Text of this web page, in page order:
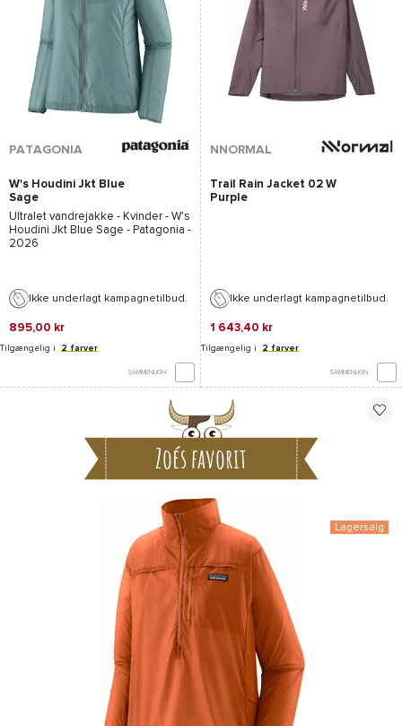
PATAGONIA
W's Houdini Jkt Blue
Sage
Ultralet vandrejakke - Kvinder - W's
Houdini Jkt Blue Sage - Patagonia -
2026
Ikke underlagt kampagnetilbud.
895,00 kr
Tilgængelig i 2 farver
SAMMENLIGN
NNORMAL
Trail Rain Jacket 02 W
Purple
Ikke underlagt kampagnetilbud.
1 643,40 kr
Tilgængelig i 2 farver
SAMMENLIGN
Zoés favorit
Lagersalg